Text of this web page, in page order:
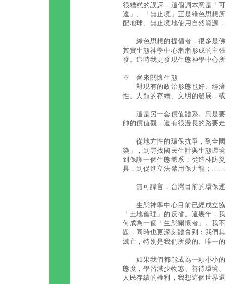
很糟糕的誤譯，這個詞本意是「
遠」、「無止境」正是綠色思想
配地球、無止境地使用自然資源
綠色思想的提倡者，很多是佛
其實生態神學中心漸漸形成的主
發。這時我更發現生態神學中心
※ 齊來關懷生態
對現有的政治形態也好、經濟
性。人類的存續、文明的發展，
這是另一套價值體系。只是要
帥的價值觀，還有很漫長的路要
從地方性的環保抗爭，到全國
染」，到尋找國民生計與生態環
到保護一個生態體系；從造林防
具，到促進立法禁用保力龍；
無可諱言，台灣目前的環保運
生態神學中心目前已經成立協
「土地倫理」的反省。這幾年，
何成為一個「生態關懷者」。我
題，同時也更深刻體會到：我們
滅亡，特別是我們所愛的、唯一
如果我們都能成為一顆小小的
態度，學習減少物慾、善待環境
人民存續的權利，我想這個世界